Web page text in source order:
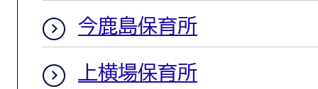
今鹿島保育所
上横場保育所